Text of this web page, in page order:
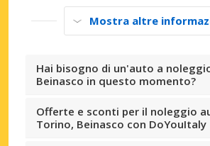
Mostra altre
Hai bisogno di un'auto a
Beinasco in questo momento?
Offerte e sconti per il noleggio
Torino, Beinasco con DoYouItaly